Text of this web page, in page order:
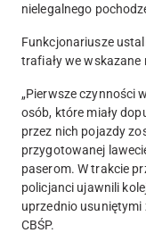
nielegalnego
Funkcjonariusze
trafiały we wskazane
„Pierwsze czynności
osób, które miały
przez nich pojazdy
przygotowanej
paserom. W trakcie
policjanci ujawnili
uprzednio
CBŚP.